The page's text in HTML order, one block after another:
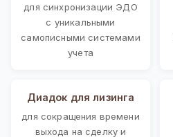
для синхронизации ЭДО
с уникальными
самописными системами
учета
Диадок для лизинга
для сокращения времени
выхода на сделку и